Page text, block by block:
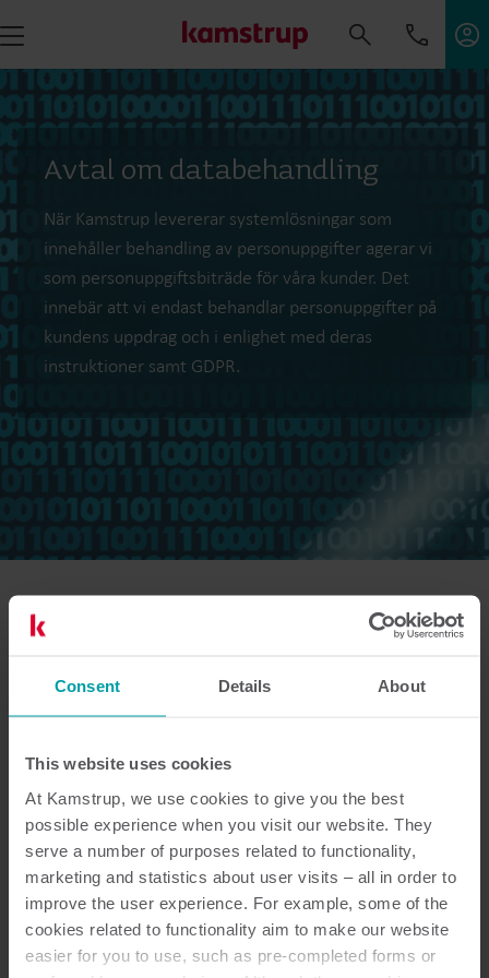
Consent Details About
This website uses cookies
At Kamstrup, we use cookies to give you the best
possible experience when you visit our website. They
serve a number of purposes related to functionality,
marketing and statistics about user visits – all in order to
improve the user experience. For example, some of the
cookies related to functionality aim to make our website
easier for you to use, such as pre-completed forms or
Avtal om databehandling
När Kamstrup levererar systemlösningar som
innehåller behandling av personuppgifter agerar vi
som personuppgiftsbiträde för våra kunder. Det
innebär att vi endast behandlar personuppgifter på
kundens uppdrag och i enlighet med deras
instruktioner samt GDPR.
upprättar vi ett personuppgiftsbiträdesavtal baserat
på den danska dataskyddsmyndighetens
på säkerhet och skydd av personuppgifter.
Om du som kund vill granska avtalet kan du kontakta
oss pådpo@kamstrup.com
Vi har även tagit fram kompletterande material som
stödjer personuppgiftsbiträdesavtalet, inklusive